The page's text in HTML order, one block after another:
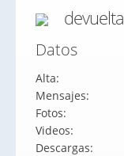
devuelta
Datos
Alta:
Mensajes:
Fotos:
Videos:
Descargas: